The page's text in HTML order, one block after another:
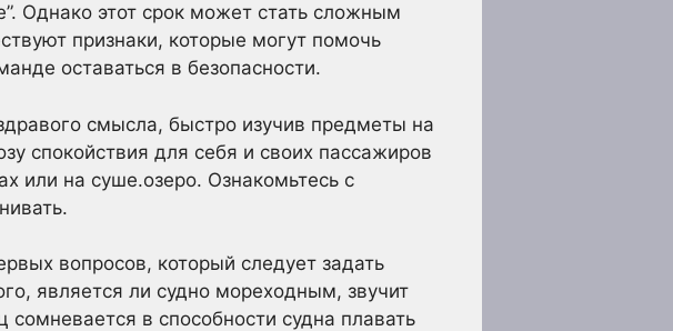
Однако этот срок может стать сложным
признаки, которые могут помочь
оставаться в безопасности.
смысла, быстро изучив предметы на
спокойствия для себя и своих пассажиров
или на суше.озеро. Ознакомьтесь с
вопросов, который следует задать
является ли судно мореходным, звучит
сомневается в способности судна плавать